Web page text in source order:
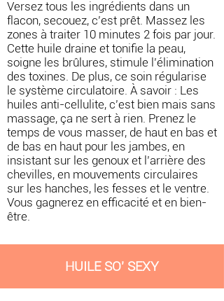
Versez tous les ingrédients dans un
flacon, secouez, c’est prêt. Massez les
zones à traiter 10 minutes 2 fois par jour.
Cette huile draine et tonifie la peau,
soigne les brûlures, stimule l’élimination
des toxines. De plus, ce soin régularise
le système circulatoire. À savoir : Les
huiles anti-cellulite, c’est bien mais sans
massage, ça ne sert à rien. Prenez le
temps de vous masser, de haut en bas et
de bas en haut pour les jambes, en
insistant sur les genoux et l’arrière des
chevilles, en mouvements circulaires
sur les hanches, les fesses et le ventre.
Vous gagnerez en efficacité et en bien-
être.
HUILE SO' SEXY